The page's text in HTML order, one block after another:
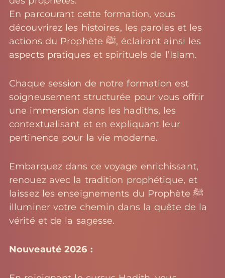
En parcourant cetteformation, vous
découvrirez les histoires, les paroles et les
actions du Prophète ﷺ, éclairant ainsi les
aspects pratiques et spirituels de l’Islam.
Chaque session de notre formation est
soigneusement structurée pour vous offrir
une immersion dans les hadiths, les
contextualisant et en expliquant leur
pertinence pour la vie moderne.
Embarquez dans ce voyage enrichissant,
renouez avec la tradition prophétique, et
laissez les enseignements du Prophète ﷺ
illuminer votre chemin dans la quête de la
vérité et de la sagesse.
Nouveauté 2026 :